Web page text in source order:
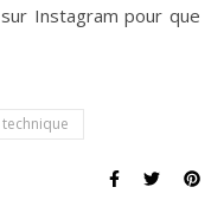
Instagram pour que